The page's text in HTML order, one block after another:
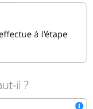
à l'étape
il ?